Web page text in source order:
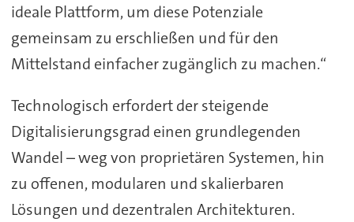
ideale Plattform, um diese Potenziale
gemeinsam zu erschließen und für den
Mittelstand einfacher zugänglich zu machen.“
Technologisch erfordert der steigende
Digitalisierungsgrad einen grundlegenden
Wandel – weg von proprietären Systemen, hin
zu offenen, modularen und skalierbaren
Lösungen und dezentralen Architekturen.